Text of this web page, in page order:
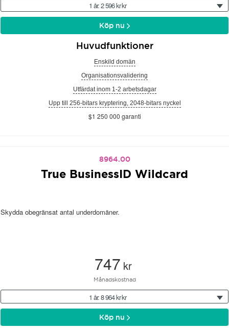
1 år: 2 596 kr kr
Köp nu
Huvudfunktioner
Enskild domän
Organisationsvalidering
Utfärdat inom 1-2 arbetsdagar
Upp till 256-bitars kryptering, 2048-bitars nyckel
$1 250 000 garanti
8964.00
True BusinessID Wildcard
Skydda obegränsat antal underdomäner.
747 kr
Månadskostnad
1 år: 8 964 kr kr
Köp nu